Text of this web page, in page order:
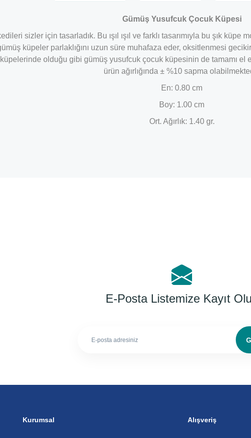
Gümüş Yusufcuk Çocuk Küpesi
sizler için tasarladık. Bu ışıl ışıl ve farklı tasarımıyla bu şık
küpeler parlaklığını uzun süre muhafaza eder, oksitlenmesi
küpelerinde olduğu gibi gümüş yusufcuk çocuk küpesinin de tamamı
ürün ağırlığında ± %10 sapma
En: 0.80 cm
Boy: 1.00 cm
Ort. Ağırlık: 1.40 gr.
E-Posta Listemize Kayıt
Kurumsal Alışveriş